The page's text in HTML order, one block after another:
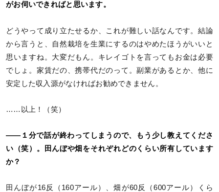
がお伺いできればと思います。
どうやって成り立たせるか、これが難しい話なんです。結論
から言うと、自然栽培を生業にするのはやめたほうがいいと
思いますね。大変だもん。キレイゴトを言ってもお金は必要
でしょ。家賃だの、携帯代だのって。副業があるとか、他に
安定した収入源がなければお勧めできません。
……以上！（笑）
――１分で話が終わってしまうので、もう少し教えてくださ
い（笑）。田んぼや畑をそれぞれどのくらい所有しています
か？
田んぼが16反（160アール）、畑が60反（600アール）くら